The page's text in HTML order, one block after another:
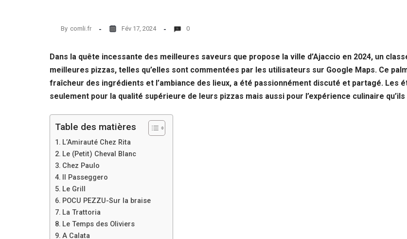
By comli.fr Fév 17, 2024 0
Dans la quête incessante des meilleures saveurs que propose la ville d’Ajaccio en 2024, un
meilleures pizzas, telles qu’elles sont commentées par les utilisateurs sur Google Maps. Ce
fraîcheur des ingrédients et l’ambiance des lieux, a été passionnément discuté et partagé.
seulement pour la qualité supérieure de leurs pizzas mais aussi pour l’expérience culinaire
Table des matières
L’Amirauté Chez Rita
Le (Petit) Cheval Blanc
Chez Paulo
Il Passeggero
Le Grill
POCU PEZZU-Sur la braise
La Trattoria
Le Temps des Oliviers
A Calata